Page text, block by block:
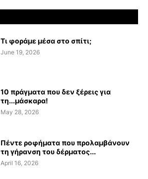
Τι φοράμε μέσα στο σπίτι;
June 19, 2026
10 πράγματα που δεν ξέρεις για
τη...μάσκαρα!
May 28, 2026
Πέντε ροφήματα που προλαμβάνουν
τη γήρανση του δέρματος...
April 16, 2026